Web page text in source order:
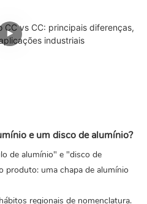
e um disco de alumínio?
de alumínio" e "disco de
produto: uma chapa de alumínio
regionais de nomenclatura.